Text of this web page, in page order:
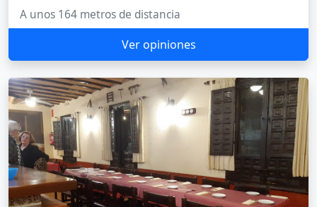
A unos 164 metros de distancia
Ver opiniones